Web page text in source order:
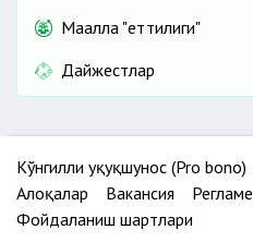
Маҳалла "еттилиги"
Дайжестлар
Кўнгилли ҳуқуқшунос (Pro bono)
Алоқалар
Вакансия
Фойдаланиш шартлари